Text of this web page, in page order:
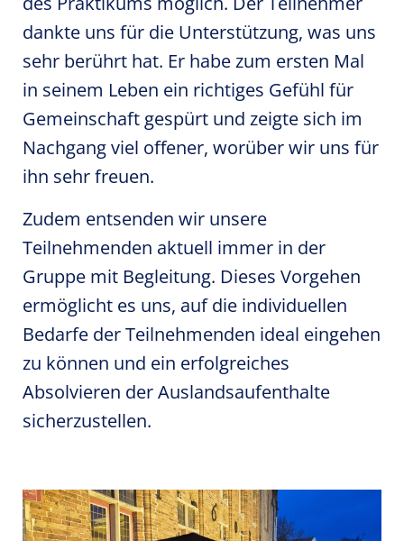
dankte uns für die Unterstützung, was uns
sehr berührt hat. Er habe zum ersten Mal
in seinem Leben ein richtiges Gefühl für
Gemeinschaft gespürt und zeigte sich im
Nachgang viel offener, worüber wir uns für
ihn sehr freuen.
Zudem entsenden wir unsere
Teilnehmenden aktuell immer in der
Gruppe mit Begleitung. Dieses Vorgehen
ermöglicht es uns, auf die individuellen
Bedarfe der Teilnehmenden ideal eingehen
zu können und ein erfolgreiches
Absolvieren der Auslandsaufenthalte
sicherzustellen.